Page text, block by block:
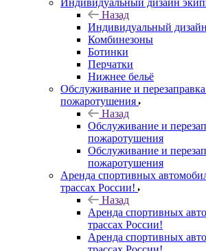
Индивидуальный дизайн
Назад
Индивидуальный
Комбинезоны
Ботинки
Перчатки
Нижнее бельё
Обслуживание и
пожаротушения
Назад
Обслуживание и
пожаротушения
Обслуживание и
пожаротушения
Аренда спортивных
трассах России!
Назад
Аренда спортивных
трассах России!
Аренда спортивных